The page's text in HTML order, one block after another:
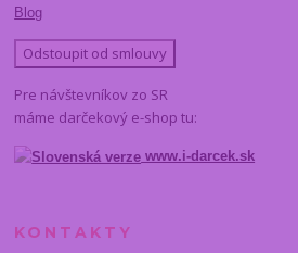
Blog
Odstoupit od smlouvy
Pre návštevníkov zo SR
máme darčekový e-shop tu:
www.i-darcek.sk
KONTAKTY